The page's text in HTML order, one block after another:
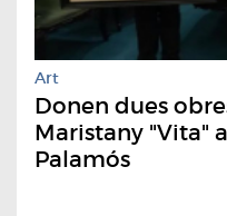
Art
Donen dues
Maristany "Vita"
Palamós